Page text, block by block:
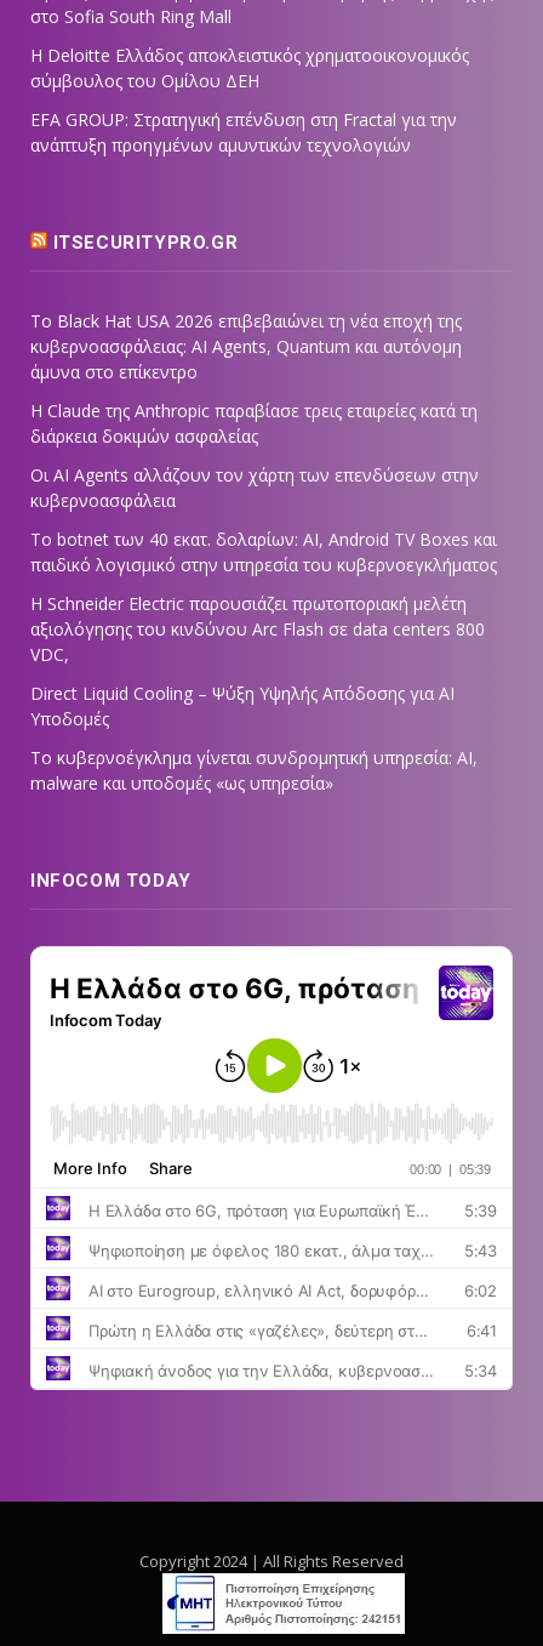
στο Sofia South Ring Mall
Η Deloitte Ελλάδος αποκλειστικός χρηματοοικονομικός
σύμβουλος του Ομίλου ΔΕΗ
EFA GROUP: Στρατηγική επένδυση στη Fractal για την
ανάπτυξη προηγμένων αμυντικών τεχνολογιών
ITSECURITYPRO.GR
Το Black Hat USA 2026 επιβεβαιώνει τη νέα εποχή της
κυβερνοασφάλειας: AI Agents, Quantum και αυτόνομη
άμυνα στο επίκεντρο
Η Claude της Anthropic παραβίασε τρεις εταιρείες κατά τη
διάρκεια δοκιμών ασφαλείας
Οι AI Agents αλλάζουν τον χάρτη των επενδύσεων στην
κυβερνοασφάλεια
Το botnet των 40 εκατ. δολαρίων: AI, Android TV Boxes και
παιδικό λογισμικό στην υπηρεσία του κυβερνοεγκλήματος
Η Schneider Electric παρουσιάζει πρωτοποριακή μελέτη
αξιολόγησης του κινδύνου Arc Flash σε data centers 800
VDC,
Direct Liquid Cooling – Ψύξη Υψηλής Απόδοσης για AI
Υποδομές
Το κυβερνοέγκλημα γίνεται συνδρομητική υπηρεσία: AI,
malware και υποδομές «ως υπηρεσία»
INFOCOM TODAY
Copyright 2024 | All Rights Reserved